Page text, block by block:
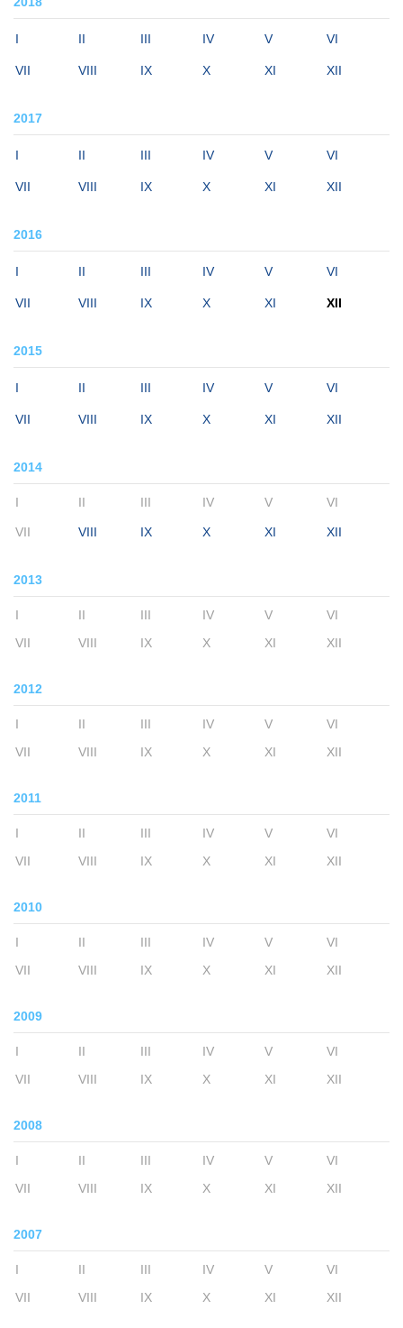
I II III IV V VI
VII VIII IX X XI XII
2017
I II III IV V VI
VII VIII IX X XI XII
2016
I II III IV V VI
VII VIII IX X XI XII
2015
I II III IV V VI
VII VIII IX X XI XII
2014
I II III IV V VI
VII VIII IX X XI XII
2013
I II III IV V
VI
VII
VIII IX X XI XII
2012
I II III IV V
VI
VII
VIII IX X XI XII
2011
I II III IV V
VI
VII
VIII IX X XI XII
2010
I II III IV V
VI
VII
VIII IX X XI XII
2009
I II III IV V
VI
VII
VIII IX X XI XII
2008
I II III IV V
VI
VII
VIII IX X XI XII
2007
I II III IV V
VI
VII
VIII IX X XI XII